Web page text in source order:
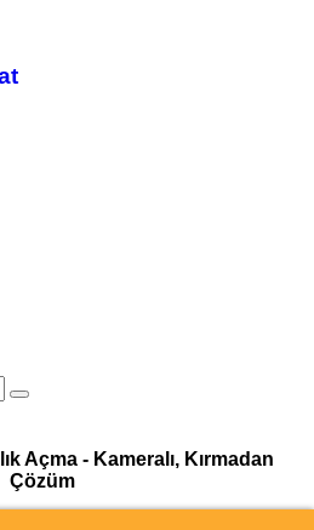
Açma - Kameralı, Kırmadan
Çözüm